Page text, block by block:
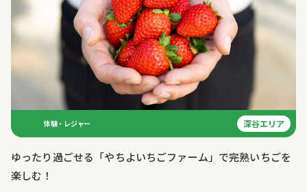
体験・レジャー 深谷エリア
ゆったり過ごせる「やちよいちごファーム」で完熟いちごを
楽しむ！